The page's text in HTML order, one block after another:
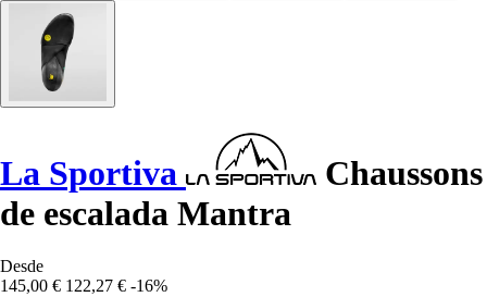
La Sportiva
Chaussons
de escalada Mantra
Desde
145,00 € 122,27 € -16%